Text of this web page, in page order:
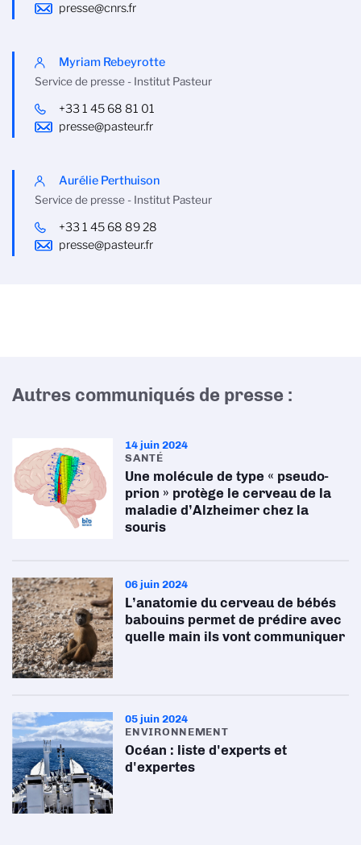
presse@cnrs.fr
Myriam Rebeyrotte
Service de presse - Institut Pasteur
+33 1 45 68 81 01
presse@pasteur.fr
Aurélie Perthuison
Service de presse - Institut Pasteur
+33 1 45 68 89 28
presse@pasteur.fr
Autres communiqués de presse :
14 juin 2024
SANTÉ
Une molécule de type « pseudo-
prion » protège le cerveau de la
maladie d’Alzheimer chez la
souris
06 juin 2024
L’anatomie du cerveau de bébés
babouins permet de prédire avec
quelle main ils vont communiquer
05 juin 2024
ENVIRONNEMENT
Océan : liste d'experts et
d'expertes